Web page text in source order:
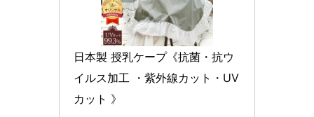
日本製 授乳ケープ《抗菌・抗ウ
イルス加工 ・紫外線カット・UV
カット 》